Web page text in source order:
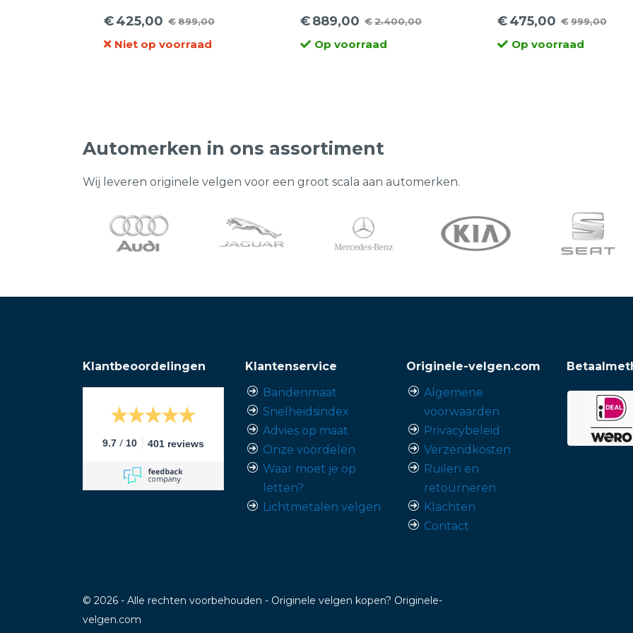
inch
€899,00
Oorspronkelijke
prijs
€425,00
Huidige
prijs
Niet op voorraad
€2.400,00
Oorspronkelijke
prijs
€889,00
Huidige
prijsOp voorraad
| 17 inch
€999,00
Oorspronkelijke
prijs
€475,00
Huidige
prijsOp voorraad
Automerken in ons assortiment
Wij leveren originele velgen voor een groot scala aan automerken.
Klantbeoordelingen
9.7 / 10 401 reviews
Klantenservice
Bandenmaat
Snelheidsindex
Advies op maat
Onze voordelen
Waar moet je op
letten?
Lichtmetalen velgen
Originele-velgen.com
Algemene
voorwaarden
Privacybeleid
Verzendkosten
Ruilen en
retourneren
Klachten
Contact
© 2026 - Alle rechten voorbehouden - Originele velgen kopen? Originele-
velgen.com